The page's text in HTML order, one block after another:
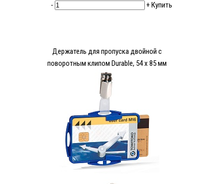
-
+Купить
Держатель для пропуска двойной с
поворотным клипом Durable, 54 x 85 мм